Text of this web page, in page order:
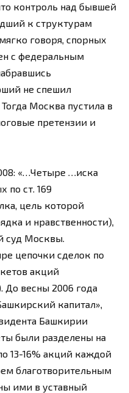
контроль над бывшей
к структурам
говоря, спорных
с федеральным
не спешил
Москва пустила в
претензии и
«…Четыре …иска
по ст. 169
цель которой
и нравственности),
суд Москвы.
цепочки сделок по
акций
До весны 2006 года
капитал»,
Башкирии
были разделены на
13-16% акций каждой
благотворительным
ими в уставный